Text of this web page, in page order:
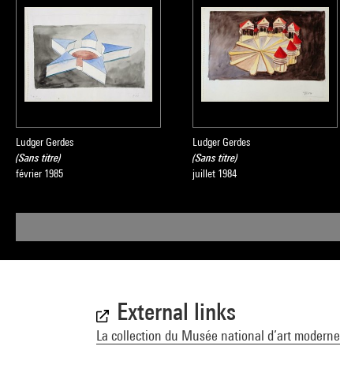
Ludger Gerdes
(Sans titre)
février 1985
Ludger Gerdes
(Sans titre)
juillet 1984
External links
La collection du Musée national d’art moderne